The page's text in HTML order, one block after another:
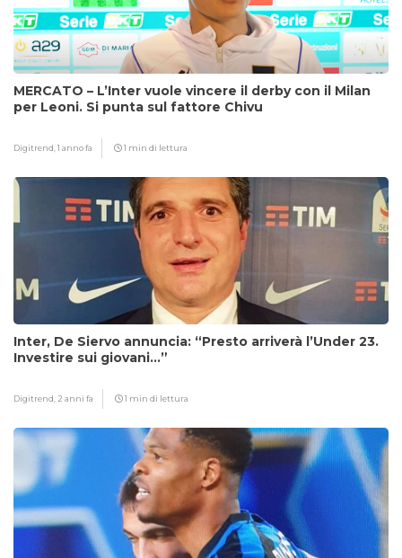
MERCATO – L’Inter vuole vincere il derby con il Milan
per Leoni. Si punta sul fattore Chivu
Digitrend,1 anno fa 1 min di lettura
Inter, De Siervo annuncia: “Presto arriverà l’Under 23.
Investire sui giovani…”
Digitrend, 2 anni fa 1 min di lettura